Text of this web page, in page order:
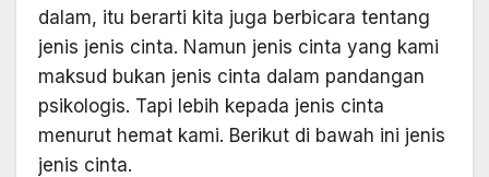
dalam, itu berarti kita juga berbicara tentang
jenis jenis cinta. Namun jenis cinta yang kami
maksud bukan jenis cinta dalam pandangan
psikologis. Tapi lebih kepada jenis cinta
menurut hemat kami. Berikut di bawah ini jenis
jenis cinta.